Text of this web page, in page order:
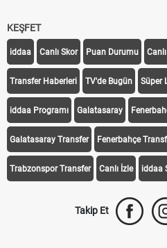
iddaa Canlı Skor Puan Durumu
Transfer Haberleri TV'de Bugün Süper
iddaa Programı Galatasaray
Galatasaray Transfer Fenerbahçe
Trabzonspor Transfer Canlı İzle iddaa